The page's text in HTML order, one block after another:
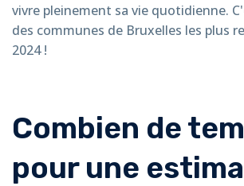
vivre pleinement sa vie quotidienne.
des communes de Bruxelles les plus
2024 !
Combien de
pour une